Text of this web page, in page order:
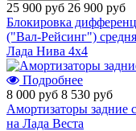
25 900 руб 26 900 руб
Блокировка
("Вал-Рейсинг")
Лада Нива 4х4
Подробнее
8 000 руб 8 530 руб
Амортизаторы задние
на Лада Веста